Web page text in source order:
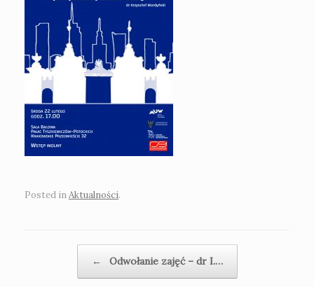
Posted inAktualności.
← Odwołanie zajęć – dr I.…